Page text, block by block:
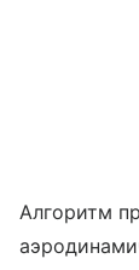
Алгоритм